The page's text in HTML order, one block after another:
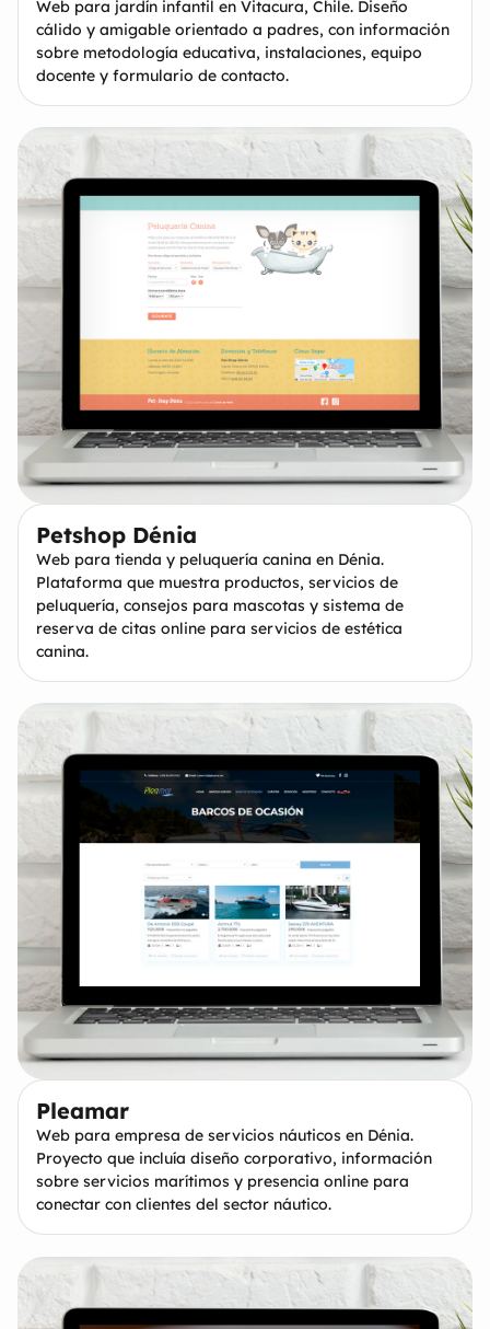
Web para jardín infantil en Vitacura, Chile. Diseño
cálido y amigable orientado a padres, con información
sobre metodología educativa, instalaciones, equipo
docente y formulario de contacto.
Petshop Dénia
Web para tienda y peluquería canina en Dénia.
Plataforma que muestra productos, servicios de
peluquería, consejos para mascotas y sistema de
reserva de citas online para servicios de estética
canina.
Pleamar
Web para empresa de servicios náuticos en Dénia.
Proyecto que incluía diseño corporativo, información
sobre servicios marítimos y presencia online para
conectar con clientes del sector náutico.